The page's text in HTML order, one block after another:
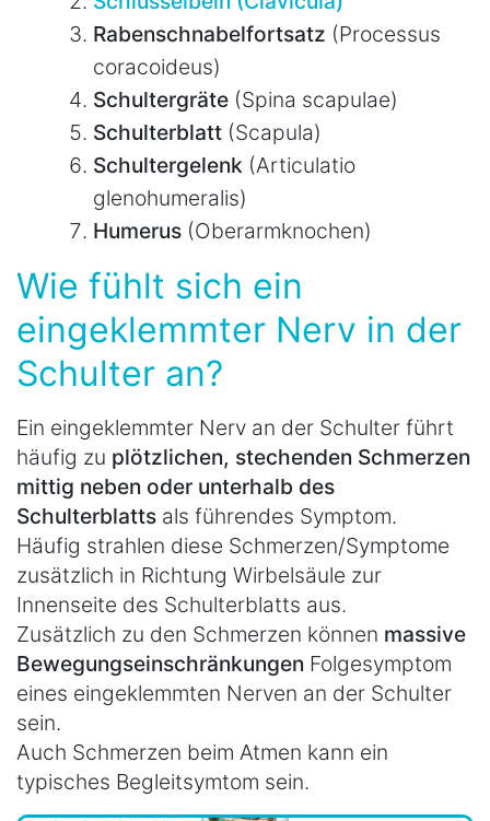
Rabenschnabelfortsatz (Processus
coracoideus)
Schultergräte (Spina scapulae)
Schulterblatt (Scapula)
Schultergelenk (Articulatio
glenohumeralis)
Humerus (Oberarmknochen)
Wie fühlt sich ein
eingeklemmter Nerv in der
Schulter an?
Ein eingeklemmter Nerv an der Schulter führt
häufig zu plötzlichen, stechenden Schmerzen
mittig neben oder unterhalb des
Schulterblatts als führendes Symptom.
Häufig strahlen diese Schmerzen/Symptome
zusätzlich in Richtung Wirbelsäule zur
Innenseite des Schulterblatts aus.
Zusätzlich zu den Schmerzen können massive
Bewegungseinschränkungen Folgesymptom
eines eingeklemmten Nerven an der Schulter
sein.
Auch Schmerzen beim Atmen kann ein
typisches Begleitsymtom sein.